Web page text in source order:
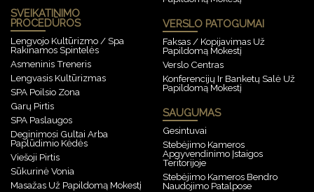
SVEIKATINIMO
PROCEDŪROS
Lengvojo Kultūrizmo / Spa
Rakinamos Spintelės
Asmeninis Treneris
Lengvasis Kultūrizmas
SPA Poilsio Zona
Garų Pirtis
SPA Paslaugos
Deginimosi Gultai Arba
Paplūdimio Kėdės
Viešoji Pirtis
Sūkurinė Vonia
Masažas Už Papildomą Mokestį
VERSLO PATOGUMAI
Faksas / Kopijavimas Už
Papildomą Mokestį
Verslo Centras
Konferencijų Ir Banketų Salė Už
Papildomą Mokestį
SAUGUMAS
Gesintuvai
Stebėjimo Kameros
Apgyvendinimo Įstaigos
Teritorijoje
Stebėjimo Kameros Bendro
Naudojimo Patalpose